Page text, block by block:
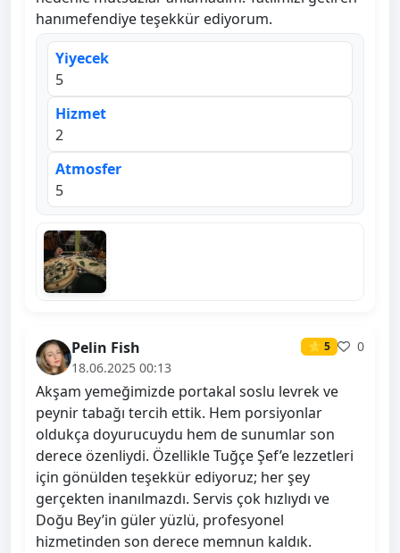
hanımefendiye teşekkür ediyorum.
Yiyecek
5
Hizmet
2
Atmosfer
5
Pelin Fish ⭐ 5
0
18.06.2025 00:13
Akşam yemeğimizde portakal soslu levrek ve
peynir tabağı tercih ettik. Hem porsiyonlar
oldukça doyurucuydu hem de sunumlar son
derece özenliydi. Özellikle Tuğçe Şef’e lezzetleri
için gönülden teşekkür ediyoruz; her şey
gerçekten inanılmazdı. Servis çok hızlıydı ve
Doğu Bey’in güler yüzlü, profesyonel
hizmetinden son derece memnun kaldık.